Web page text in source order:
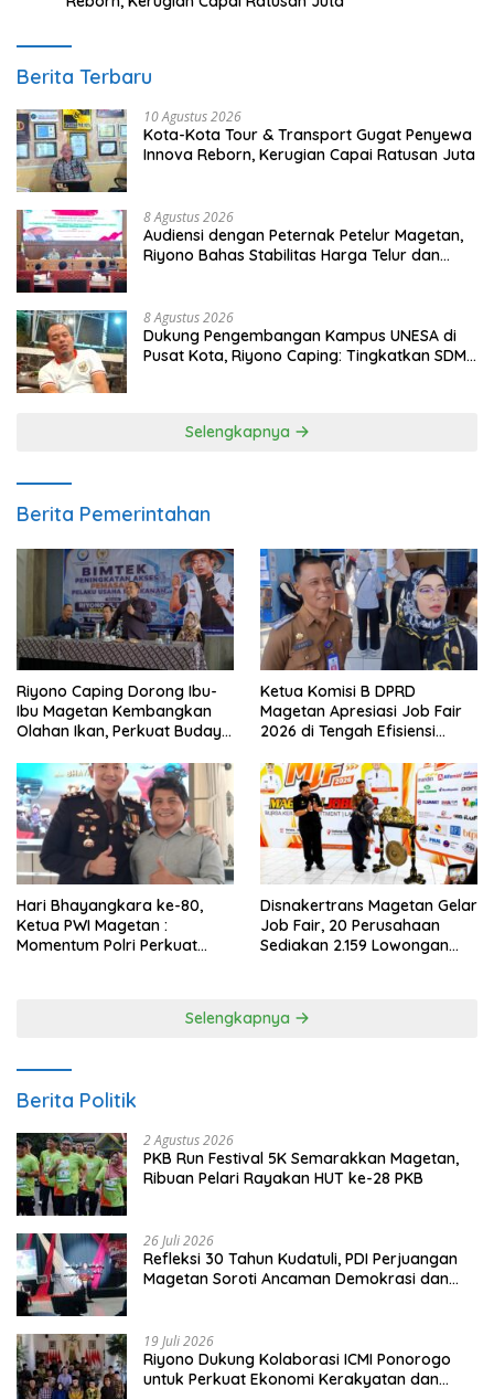
Berita Terbaru
10 Agustus 2026
Kota-Kota Tour & Transport Gugat Penyewa
Innova Reborn, Kerugian Capai Ratusan Juta
8 Agustus 2026
Audiensi dengan Peternak Petelur Magetan,
Riyono Bahas Stabilitas Harga Telur dan
8 Agustus 2026
Dukung Pengembangan Kampus UNESA di
Pusat Kota, Riyono Caping: Tingkatkan SDM
Selengkapnya
Berita Pemerintahan
Riyono Caping Dorong Ibu-
Ibu Magetan Kembangkan
Olahan Ikan, Perkuat Budaya
Ketua Komisi B DPRD
Magetan Apresiasi Job Fair
2026 di Tengah Efisiensi
Hari Bhayangkara ke-80,
Ketua PWI Magetan :
Momentum Polri Perkuat
Disnakertrans Magetan Gelar
Job Fair, 20 Perusahaan
Sediakan 2.159 Lowongan
Selengkapnya
Berita Politik
2 Agustus 2026
PKB Run Festival 5K Semarakkan Magetan,
Ribuan Pelari Rayakan HUT ke-28 PKB
26 Juli 2026
Refleksi 30 Tahun Kudatuli, PDI Perjuangan
Magetan Soroti Ancaman Demokrasi dan
19 Juli 2026
Riyono Dukung Kolaborasi ICMI Ponorogo
untuk Perkuat Ekonomi Kerakyatan dan